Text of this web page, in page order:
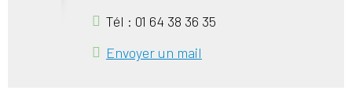
Tél : 01 64 38 36 35
Envoyer un mail